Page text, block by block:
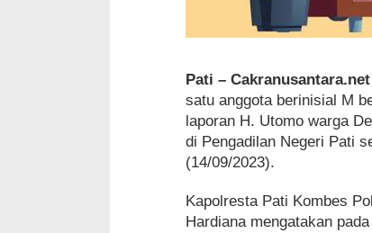
Pati – Cakranusantara.net
satu anggota berinisial M
laporan H. Utomo warga
di Pengadilan Negeri Pati
(14/09/2023).
Kapolresta Pati Kombes
Hardiana mengatakan